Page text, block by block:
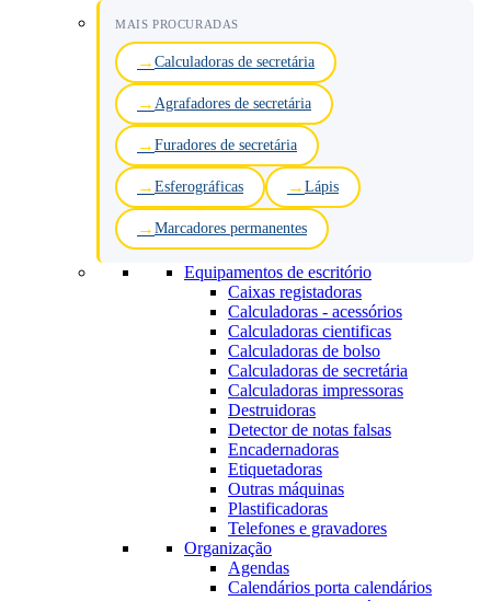
MAIS PROCURADAS
Calculadoras de secretária
Agrafadores de secretária
Furadores de secretária
Esferográficas Lápis
Marcadores permanentes
Equipamentos de escritório
Caixas registadoras
Calculadoras - acessórios
Calculadoras cientificas
Calculadoras de bolso
Calculadoras de secretária
Calculadoras impressoras
Destruidoras
Detector de notas falsas
Encadernadoras
Etiquetadoras
Outras máquinas
Plastificadoras
Telefones e gravadores
Organização
Agendas
Calendários porta calendários